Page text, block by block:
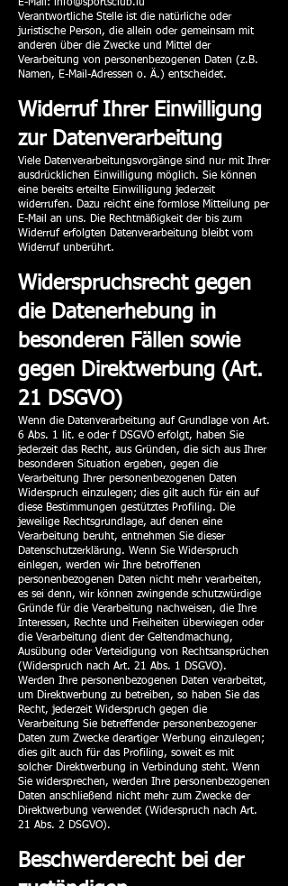
E-Mail: info@sportsclub.lu
Verantwortliche Stelle ist die natürliche oder
juristische Person, die allein oder gemeinsam mit
anderen über die Zwecke und Mittel der
Verarbeitung von personenbezogenen Daten (z.B.
Namen, E-Mail-Adressen o. Ä.) entscheidet.
Widerruf Ihrer Einwilligung
zur Datenverarbeitung
Viele Datenverarbeitungsvorgänge sind nur mit Ihrer
ausdrücklichen Einwilligung möglich. Sie können
eine bereits erteilte Einwilligung jederzeit
widerrufen. Dazu reicht eine formlose Mitteilung per
E-Mail an uns. Die Rechtmäßigkeit der bis zum
Widerruf erfolgten Datenverarbeitung bleibt vom
Widerruf unberührt.
Widerspruchsrecht gegen
die Datenerhebung in
besonderen Fällen sowie
gegen Direktwerbung (Art.
21 DSGVO)
Wenn die Datenverarbeitung auf Grundlage von Art.
6 Abs. 1 lit. e oder f DSGVO erfolgt, haben Sie
jederzeit das Recht, aus Gründen, die sich aus Ihrer
besonderen Situation ergeben, gegen die
Verarbeitung Ihrer personenbezogenen Daten
Widerspruch einzulegen; dies gilt auch für ein auf
diese Bestimmungen gestütztes Profiling. Die
jeweilige Rechtsgrundlage, auf denen eine
Verarbeitung beruht, entnehmen Sie dieser
Datenschutzerklärung. Wenn Sie Widerspruch
einlegen, werden wir Ihre betroffenen
personenbezogenen Daten nicht mehr verarbeiten,
es sei denn, wir können zwingende schutzwürdige
Gründe für die Verarbeitung nachweisen, die Ihre
Interessen, Rechte und Freiheiten überwiegen oder
die Verarbeitung dient der Geltendmachung,
Ausübung oder Verteidigung von Rechtsansprüchen
(Widerspruch nach Art. 21 Abs. 1 DSGVO).
Werden Ihre personenbezogenen Daten verarbeitet,
um Direktwerbung zu betreiben, so haben Sie das
Recht, jederzeit Widerspruch gegen die
Verarbeitung Sie betreffender personenbezogener
Daten zum Zwecke derartiger Werbung einzulegen;
dies gilt auch für das Profiling, soweit es mit
solcher Direktwerbung in Verbindung steht. Wenn
Sie widersprechen, werden Ihre personenbezogenen
Daten anschließend nicht mehr zum Zwecke der
Direktwerbung verwendet (Widerspruch nach Art.
21 Abs. 2 DSGVO).
Beschwerderecht bei der